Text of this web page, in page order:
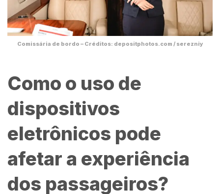
Comissária de bordo – Créditos: depositphotos.com / serezniy
Como o uso de
dispositivos
eletrônicos pode
afetar a experiência
dos passageiros?